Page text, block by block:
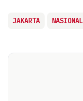
JAKARTA NASIONAL